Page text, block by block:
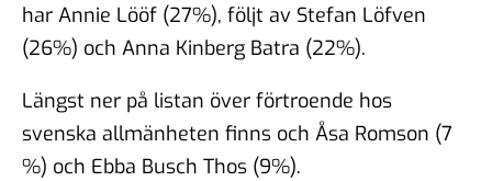
har Annie Lööf (27%), följt av Stefan Löfven
(26%) och Anna Kinberg Batra (22%).
Längst ner på listan över förtroende hos
svenska allmänheten finns och Åsa Romson (7
%) och Ebba Busch Thos (9%).